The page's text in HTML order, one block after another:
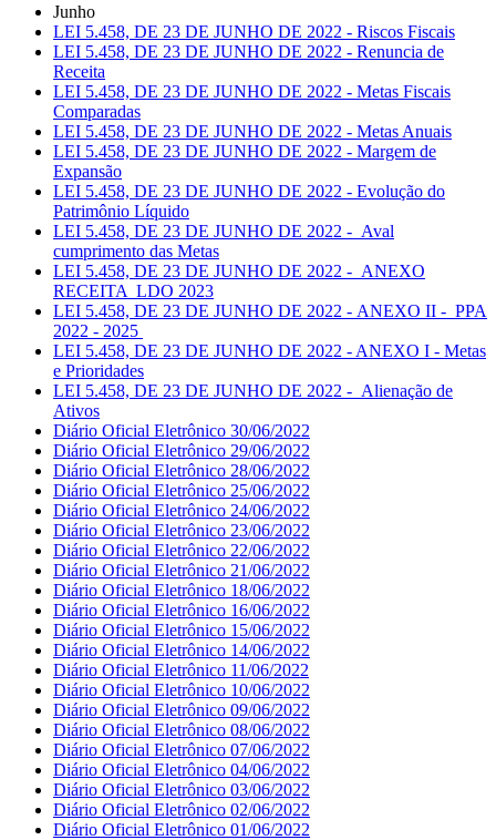
Junho
LEI 5.458, DE 23 DE JUNHO DE 2022 - Riscos Fiscais
LEI 5.458, DE 23 DE JUNHO DE 2022 - Renuncia de
Receita
LEI 5.458, DE 23 DE JUNHO DE 2022 - Metas Fiscais
Comparadas
LEI 5.458, DE 23 DE JUNHO DE 2022 - Metas Anuais
LEI 5.458, DE 23 DE JUNHO DE 2022 - Margem de
Expansão
LEI 5.458, DE 23 DE JUNHO DE 2022 - Evolução do
Patrimônio Líquido
LEI 5.458, DE 23 DE JUNHO DE 2022 - Aval
cumprimento das Metas
LEI 5.458, DE 23 DE JUNHO DE 2022 - ANEXO
RECEITA LDO 2023
LEI 5.458, DE 23 DE JUNHO DE 2022 - ANEXO II - PPA
2022 - 2025
LEI 5.458, DE 23 DE JUNHO DE 2022 - ANEXO I - Metas
e Prioridades
LEI 5.458, DE 23 DE JUNHO DE 2022 - Alienação de
Ativos
Diário Oficial Eletrônico 30/06/2022
Diário Oficial Eletrônico 29/06/2022
Diário Oficial Eletrônico 28/06/2022
Diário Oficial Eletrônico 25/06/2022
Diário Oficial Eletrônico 24/06/2022
Diário Oficial Eletrônico 23/06/2022
Diário Oficial Eletrônico 22/06/2022
Diário Oficial Eletrônico 21/06/2022
Diário Oficial Eletrônico 18/06/2022
Diário Oficial Eletrônico 16/06/2022
Diário Oficial Eletrônico 15/06/2022
Diário Oficial Eletrônico 14/06/2022
Diário Oficial Eletrônico 11/06/2022
Diário Oficial Eletrônico 10/06/2022
Diário Oficial Eletrônico 09/06/2022
Diário Oficial Eletrônico 08/06/2022
Diário Oficial Eletrônico 07/06/2022
Diário Oficial Eletrônico 04/06/2022
Diário Oficial Eletrônico 03/06/2022
Diário Oficial Eletrônico 02/06/2022
Diário Oficial Eletrônico 01/06/2022